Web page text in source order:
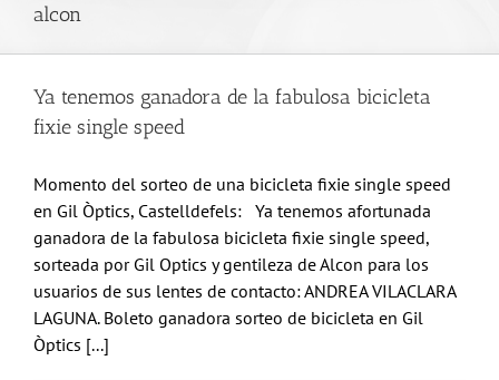
alcon
Ya tenemos ganadora de la fabulosa bicicleta
fixie single speed
Momento del sorteo de una bicicleta fixie single speed
en Gil Òptics, Castelldefels: Ya tenemos afortunada
ganadora de la fabulosa bicicleta fixie single speed,
sorteada por Gil Optics y gentileza de Alcon para los
usuarios de sus lentes de contacto: ANDREA VILACLARA
LAGUNA. Boleto ganadora sorteo de bicicleta en Gil
Òptics [...]